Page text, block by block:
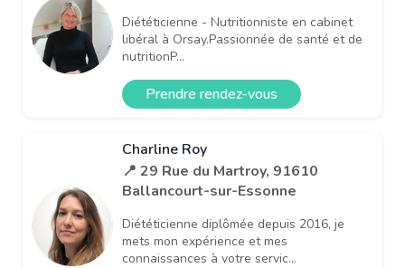
Diététicienne - Nutritionniste en cabinet
libéral à Orsay.Passionnée de santé et de
nutritionP...
Prendre rendez-vous
Charline Roy
📍 29 Rue du Martroy, 91610
Ballancourt-sur-Essonne
Diététicienne diplômée depuis 2016, je
mets mon expérience et mes
connaissances à votre servic...